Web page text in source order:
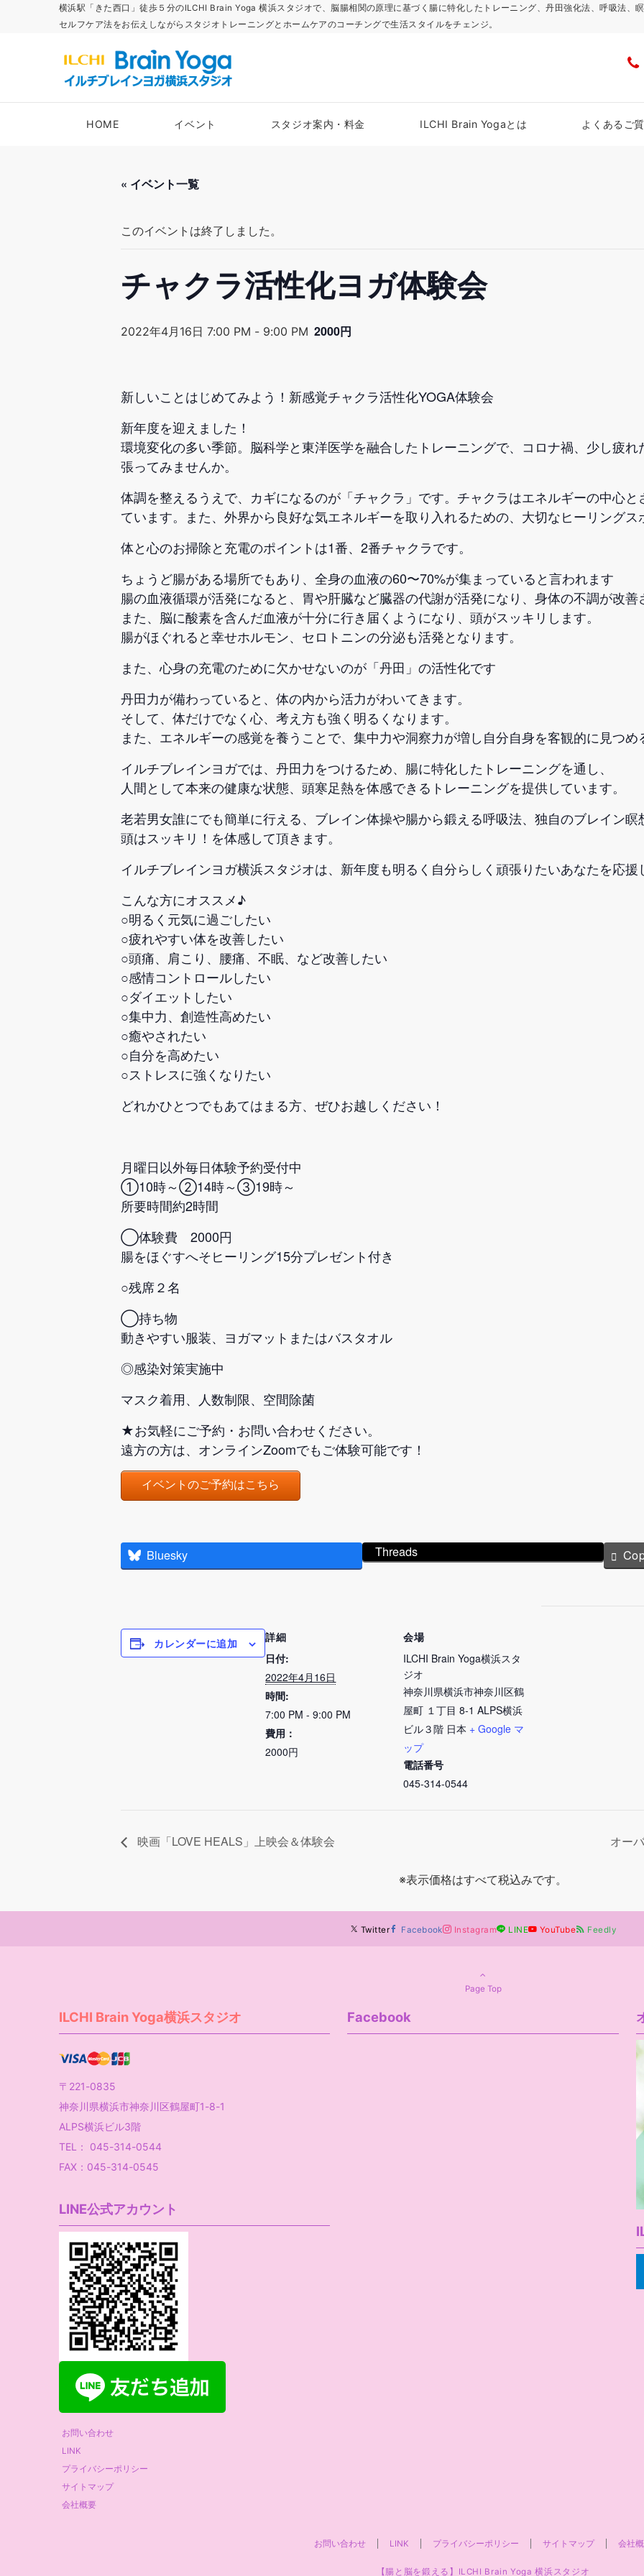
横浜駅「きた西口」徒歩５分のILCHI Brain Yoga 横浜スタジオで、脳腸相関の原理に基づく腸に特化したトレーニング、丹田強化法、呼吸法、
セルフケア法をお伝えしながらスタジオトレーニングとホームケアのコーチングで生活スタイルをチェンジ。
HOME イベント スタジオ案内・料金 ILCHI Brain Yogaとは よくあるご
« イベント一覧
このイベントは終了しました。
チャクラ活性化ヨガ体験会
2022年4月16日 7:00 PM - 9:00 PM 2000円
新しいことはじめてみよう！新感覚チャクラ活性化YOGA体験会
新年度を迎えました！
環境変化の多い季節。脳科学と東洋医学を融合したトレーニングで、コロナ禍、少し疲
張ってみませんか。
体調を整えるうえで、カギになるのが「チャクラ」です。チャクラはエネルギーの中心
ています。また、外界から良好な気エネルギーを取り入れるための、大切なヒーリング
体と心のお掃除と充電のポイントは1番、2番チャクラです。
ちょうど腸がある場所でもあり、全身の血液の60〜70%が集まっていると言われます
腸の血液循環が活発になると、胃や肝臓など臓器の代謝が活発になり、身体の不調が改善
また、脳に酸素を含んだ血液が十分に行き届くようになり、頭がスッキリします。
腸がほぐれると幸せホルモン、セロトニンの分泌も活発となります。
また、心身の充電のために欠かせないのが「丹田」の活性化です
丹田力が備わっていると、体の内から活力がわいてきます。
そして、体だけでなく心、考え方も強く明るくなります。
また、エネルギーの感覚を養うことで、集中力や洞察力が増し自分自身を客観的に見つ
イルチブレインヨガでは、丹田力をつけるため、腸に特化したトレーニングを通し、
人間として本来の健康な状態、頭寒足熱を体感できるトレーニングを提供しています。
老若男女誰にでも簡単に行える、ブレイン体操や腸から鍛える呼吸法、独自のブレイン
頭はスッキリ！を体感して頂きます。
イルチブレインヨガ横浜スタジオは、新年度も明るく自分らしく頑張りたいあなたを応援
こんな方にオススメ♪
○明るく元気に過ごしたい
○疲れやすい体を改善したい
○頭痛、肩こり、腰痛、不眠、など改善したい
○感情コントロールしたい
○ダイエットしたい
○集中力、創造性高めたい
○癒やされたい
○自分を高めたい
○ストレスに強くなりたい
どれかひとつでもあてはまる方、ぜひお越しください！
月曜日以外毎日体験予約受付中
①10時～②14時～③19時～
所要時間約2時間
◯体験費 2000円
腸をほぐすへそヒーリング15分プレゼント付き
○残席２名
◯持ち物
動きやすい服装、ヨガマットまたはバスタオル
◎感染対策実施中
マスク着用、人数制限、空間除菌
★お気軽にご予約・お問い合わせください。
遠方の方は、オンラインZoomでもご体験可能です！
イベントのご予約はこちら
Bluesky Threads
カレンダーに追加
詳細
日付:
2022年4月16日
時間:
7:00 PM - 9:00 PM
費用：
2000円
会場
ILCHI Brain Yoga横浜スタ
ジオ
神奈川県横浜市神奈川区鶴
屋町 １丁目 8-1 ALPS横浜
ビル３階 日本 + Google マ
ップ
電話番号
045-314-0544
映画「LOVE HEALS」上映会＆体験会 オー
※表示価格はすべて税込みです。
Twitter Facebook Instagram LINE YouTube Feedly
Page Top
ILCHI Brain Yoga横浜スタジオ
〒221-0835
神奈川県横浜市神奈川区鶴屋町1-8-1
ALPS横浜ビル3階
TEL： 045-314-0544
FAX：045-314-0545
LINE公式アカウント
お問い合わせ
LINK
プライバシーポリシー
サイトマップ
会社概要
Facebook
お問い合わせ LINK プライバシーポリシー サイトマップ 会社
【腸と脳を鍛える】ILCHI Brain Yoga 横浜スタジオ